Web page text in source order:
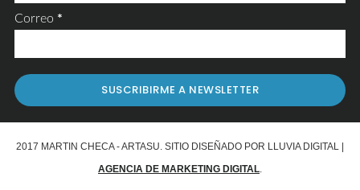
Correo *
2017 MARTIN CHECA - ARTASU. SITIO DISEÑADO POR LLUVIA DIGITAL |
AGENCIA DE MARKETING DIGITAL